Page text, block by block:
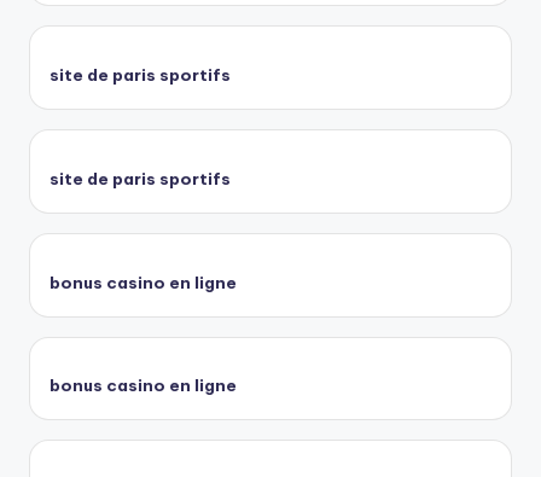
site de paris sportifs
site de paris sportifs
bonus casino en ligne
bonus casino en ligne